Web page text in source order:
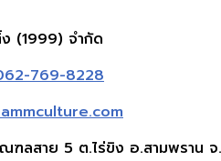
(1999) จำกัด
769-8228
ลสาย 5 ต.ไร่ขิง อ.สามพราน จ